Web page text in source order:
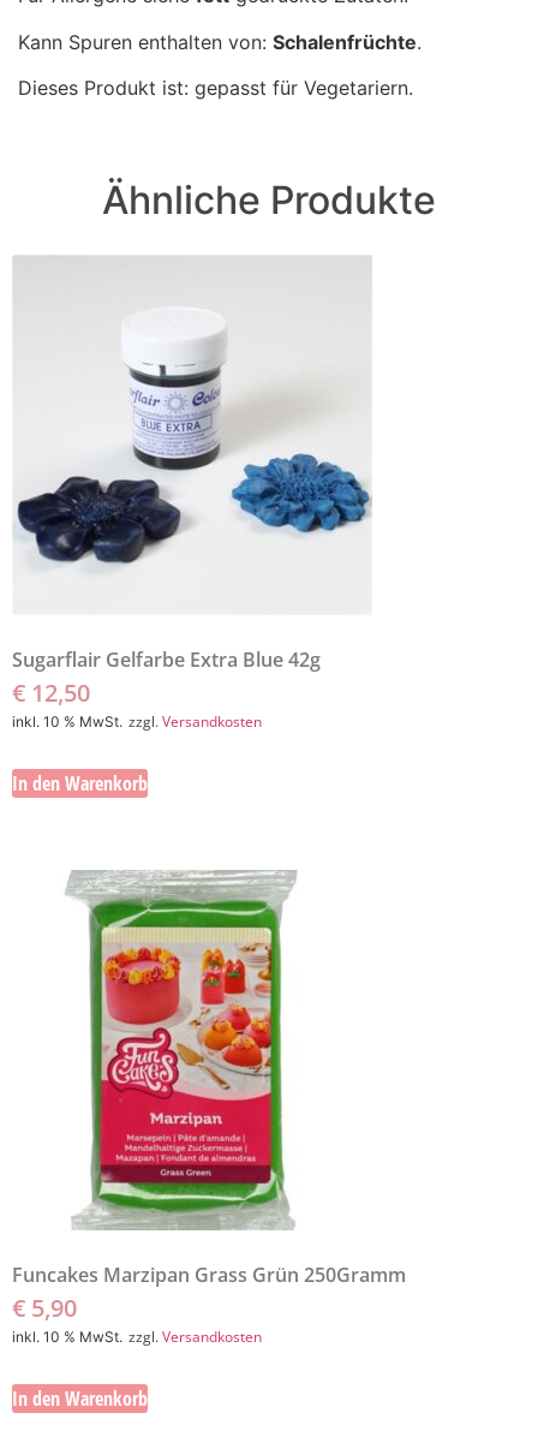
Kann Spuren enthalten von: Schalenfrüchte.
Dieses Produkt ist: gepasst für Vegetariern.
Ähnliche Produkte
Sugarflair Gelfarbe Extra Blue 42g
€ 12,50
inkl. 10 % MwSt. zzgl.Versandkosten
In den Warenkorb
Funcakes Marzipan Grass Grün 250Gramm
€ 5,90
inkl. 10 % MwSt. zzgl.Versandkosten
In den Warenkorb